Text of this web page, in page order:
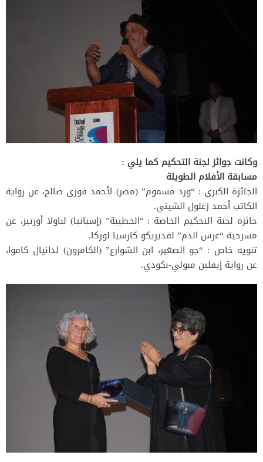
وكانت جوائز لجنة التحكيم كما يلي :
مسابقة الأفلام الطويلة
الجائزة الكبرى : “ورد مسموم” (مصر) لأحمد فوزي صالح، عن رواية
الكاتب أحمد زغلول الشيتي.
جائزة لجنة التحكيم الخاصة : “الخطيبة” (إسبانيا) لباولا أورتيز، عن
مسرحية “عرس الدم” لفديريكو كارسيا لوركا.
تنويه خاص : “جو الصغير، ابن الشوارع” (الكامرون) لدانيال كاموا،
عن رواية إيفلين مبولي-نكودي.